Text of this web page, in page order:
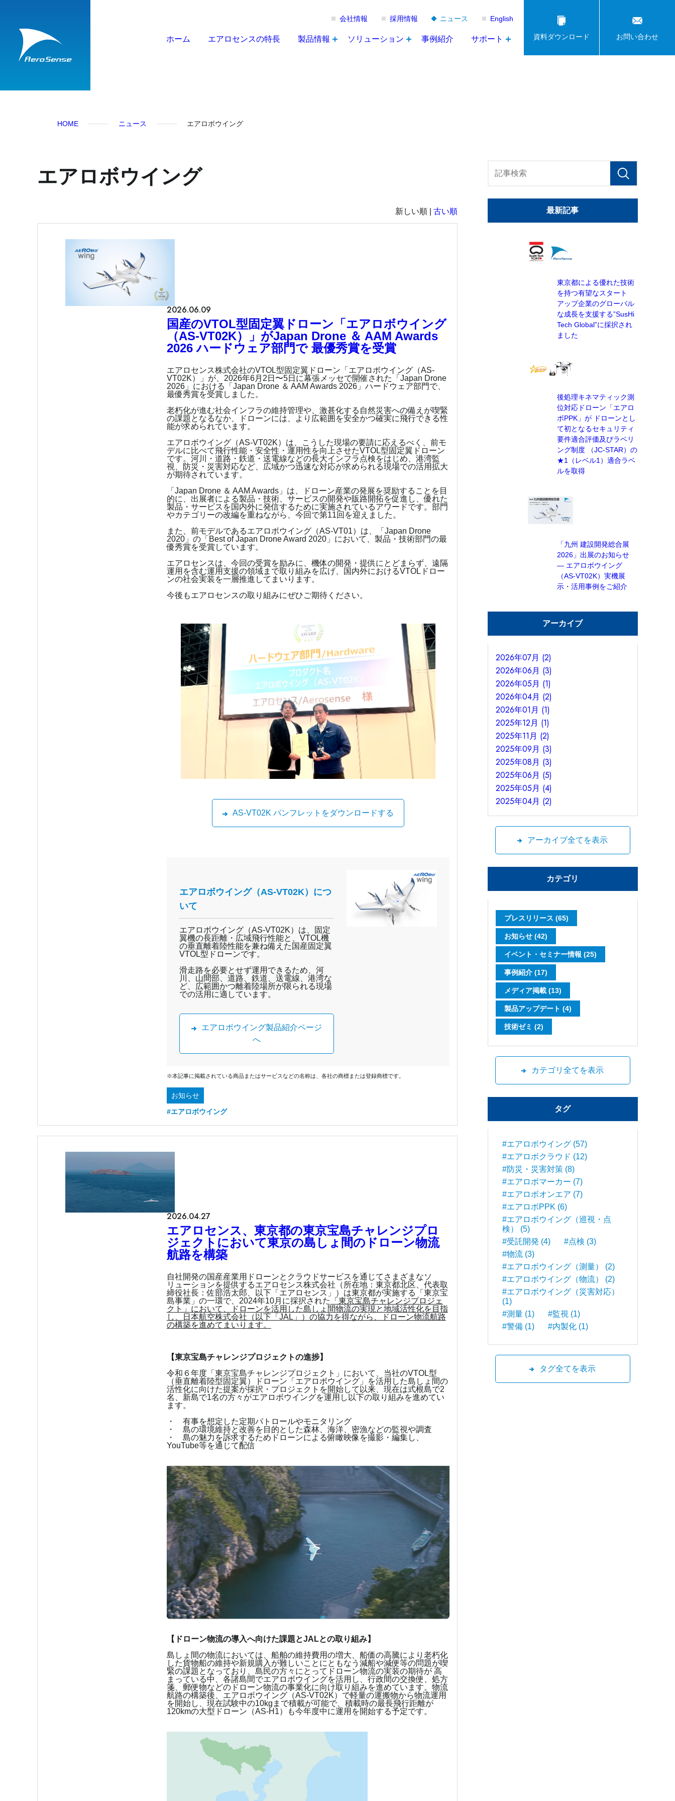
会社情報 採用情報 ニュース English
ホーム エアロセンスの特長 製品情報 ソリューション 事例紹介 サポート 資料ダウンロード お問い合わせ
HOME ニュース エアロボウイング
エアロボウイング
新しい順 |古い順
2026.06.09
国産のVTOL型固定翼ドローン「エアロボウイング
（AS-VT02K）」がJapan Drone ＆ AAM Awards
2026 ハードウェア部門で 最優秀賞を受賞
エアロセンス株式会社のVTOL型固定翼ドローン「エアロボウイング（AS-
VT02K）」が、2026年6月2日〜5日に幕張メッセで開催された「Japan Drone
2026」における「Japan Drone ＆ AAM Awards 2026」ハードウェア部門で、
最優秀賞を受賞しました。
老朽化が進む社会インフラの維持管理や、激甚化する自然災害への備えが喫緊
の課題となるなか、ドローンには、より広範囲を安全かつ確実に飛行できる性
能が求められています。
エアロボウイング（AS-VT02K）は、こうした現場の要請に応えるべく、前モ
デルに比べて飛行性能・安全性・運用性を向上させたVTOL型固定翼ドローン
です。河川・道路・鉄道・送電線などの長大インフラ点検をはじめ、港湾監
視、防災・災害対応など、広域かつ迅速な対応が求められる現場での活用拡大
が期待されています。
「Japan Drone ＆ AAM Awards」は、ドローン産業の発展を奨励することを目
的に、出展者による製品・技術、サービスの開発や販路開拓を促進し、優れた
製品・サービスを国内外に発信するために実施されているアワードです。部門
やカテゴリーの改編を重ねながら、今回で第11回を迎えました。
また、前モデルであるエアロボウイング（AS-VT01）は、「Japan Drone
2020」の「Best of Japan Drone Award 2020」において、製品・技術部門の最
優秀賞を受賞しています。
エアロセンスは、今回の受賞を励みに、機体の開発・提供にとどまらず、遠隔
運用を含む運用支援の領域まで取り組みを広げ、国内外におけるVTOLドロー
ンの社会実装を一層推進してまいります。
今後もエアロセンスの取り組みにぜひご期待ください。
AS-VT02K パンフレットをダウンロードする
エアロボウイング（AS-VT02K）につ
いて
エアロボウイング（AS-VT02K）は、固定
翼機の長距離・広域飛行性能と、VTOL機
の垂直離着陸性能を兼ね備えた国産固定翼
VTOL型ドローンです。
滑走路を必要とせず運用できるため、河
川、山間部、道路、鉄道、送電線、港湾な
ど、広範囲かつ離着陸場所が限られる現場
での活用に適しています。
エアロボウイング製品紹介ページ
へ
※本記事に掲載されている商品またはサービスなどの名称は、各社の商標または登録商標です。
お知らせ
#エアロボウイング
2026.04.27
エアロセンス、東京都の東京宝島チャレンジプロ
ジェクトにおいて東京の島しょ間のドローン物流
航路を構築
自社開発の国産産業用ドローンとクラウドサービスを通じてさまざまなソ
リューションを提供するエアロセンス株式会社（所在地：東京都北区、代表取
締役社長：佐部浩太郎、以下「エアロセンス」）は東京都が実施する「東京宝
島事業」の一環で、 2024年10月に採択された
「東京宝島チャレンジプロジェ
クト」において、ドローンを活用した島しょ間物流の実現と地域活性化を目指
し、日本航空株式会社（以下「 JAL 」）の協力を得ながら、ドローン物流航路
の構築を進めてまいります。
【東京宝島チャレンジプロジェクトの進捗】
令和６年度「東京宝島チャレンジプロジェクト」において、当社のVTOL型
（垂直離着陸型固定翼）ドローン「エアロボウイング」を活用した島しょ間の
活性化に向けた提案が採択・プロジェクトを開始して以来、現在は式根島で2
名、新島で1名の方々がエアロボウイングを運用し以下の取り組みを進めてい
ます。
・ 有事を想定した定期パトロールやモニタリング
・ 島の環境維持と改善を目的とした森林、海洋、密漁などの監視や調査
・ 島の魅力を訴求するためドローンによる俯瞰映像を撮影・編集し、
YouTube等を通じて配信
【ドローン物流の導入へ向けた課題とJALとの取り組み】
島しょ間の物流においては、船舶の維持費用の増大、船価の高騰により老朽化
した貨物船の維持や新規購入が難しいことにともなう減船や減便等の問題が喫
緊の課題となっており、島民の方々にとってドローン物流の実装の期待が 高
まっている中、各諸島間でエアロボウイングを活用し、行政間の交換便、処方
箋、郵便物などのドローン物流の事業化に向け取り組みを進めています。物流
航路の構築後、エアロボウイング（AS-VT02K）で軽量の運搬物から物流運用
を開始し、現在試験中の10kg まで積載が可能で、積載時の最長飛行距離が
120kmの大型ドローン（AS-H1）も今年度中に運用を開始する予定です。
最新記事
東京都による優れた技術
を持つ有望なスタート
アップ企業のグローバル
な成長を支援する”SusHi
Tech Global”に採択され
ました
後処理キネマティック測
位対応ドローン「エアロ
ボPPK」が ドローンとし
て初となるセキュリティ
要件適合評価及びラベリ
ング制度 （JC-STAR）の
★1（レベル1）適合ラベ
ルを取得
「九州 建設開発総合展
2026」出展のお知らせ
— エアロボウイング
（AS-VT02K）実機展
示・活用事例をご紹介
アーカイブ
2026年07月 (2)
2026年06月 (3)
2026年05月 (1)
2026年04月 (2)
2026年01月 (1)
2025年12月 (1)
2025年11月 (2)
2025年09月 (3)
2025年08月 (3)
2025年06月 (5)
2025年05月 (4)
2025年04月 (2)
アーカイブ全てを表示
カテゴリ
プレスリリース (65)
お知らせ (42)
イベント・セミナー情報 (25)
事例紹介 (17)
メディア掲載 (13)
製品アップデート (4)
技術ゼミ (2)
カテゴリ全てを表示
タグ
#エアロボウイング (57)
#エアロボクラウド (12)
#防災・災害対策 (8)
#エアロボマーカー (7)
#エアロボオンエア (7)
#エアロボPPK (6)
#エアロボウイング（巡視・点
検） (5)
#受託開発 (4)
#点検 (3)
#物流 (3)
#エアロボウイング（測量） (2)
#エアロボウイング（物流） (2)
#エアロボウイング（災害対応）
(1)
#測量 (1)
#監視 (1)
#警備 (1)
#内製化 (1)
タグ全てを表示